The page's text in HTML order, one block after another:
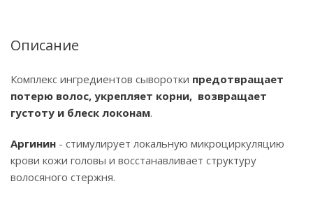
Описание
Комплекс ингредиентов сыворотки предотвращает
потерю волос, укрепляет корни, возвращает
густоту и блеск локонам.
Аргинин - стимулирует локальную микроциркуляцию
крови кожи головы и восстанавливает структуру
волосяного стержня.